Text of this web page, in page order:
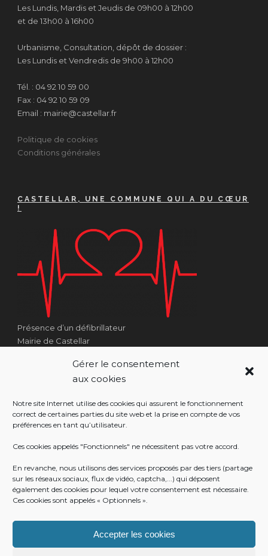
Gérer le consentement
aux cookies
Notre site Internet utilise des cookies qui assurent le fonctionnement
correct de certaines parties du site web et la prise en compte de vos
préférences en tant qu’utilisateur.
Ces cookies appelés "Fonctionnels" ne nécessitent pas votre accord.
En revanche, nous utilisons des services proposés par des tiers (partage
sur les réseaux sociaux, flux de vidéo, captcha,...) qui déposent
également des cookies pour lequel votre consentement est nécessaire.
Ces cookies sont appelés « Optionnels ».
Accepter les cookies
Les Lundis, Mardis et Jeudis de 09h00 à 12h00
et de 13h00 à 16h00
Urbanisme, Consultation, dépôt de dossier :
Les Lundis et Vendredis de 9h00 à 12h00
Tél. : 04 92 10 59 00
Fax : 04 92 10 59 09
Email : mairie@castellar.fr
Politique de cookies
Conditions générales
CASTELLAR, UNE COMMUNE QUI A DU CŒUR
!
Présence d’un défibrillateur
Mairie de Castellar
Côté Escalier Rue Sarrail
06500 Castellar
RÉALISATION